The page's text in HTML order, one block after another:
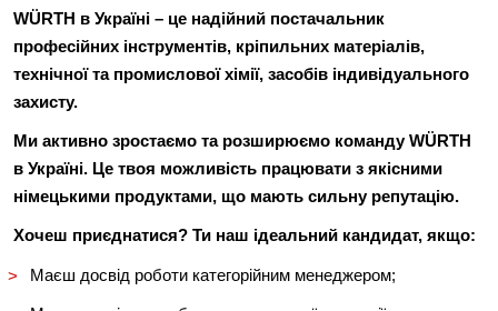
WÜRTH в Україні – це надійний постачальник
професійних інструментів, кріпильних матеріалів,
технічної та промислової хімії, засобів індивідуального
захисту.
Ми активно зростаємо та розширюємо команду WÜRTH
в Україні. Це твоя можливість працювати з якісними
німецькими продуктами, що мають сильну репутацію.
Хочеш приєднатися? Ти наш ідеальний кандидат, якщо:
Маєш досвід роботи категорійним менеджером;